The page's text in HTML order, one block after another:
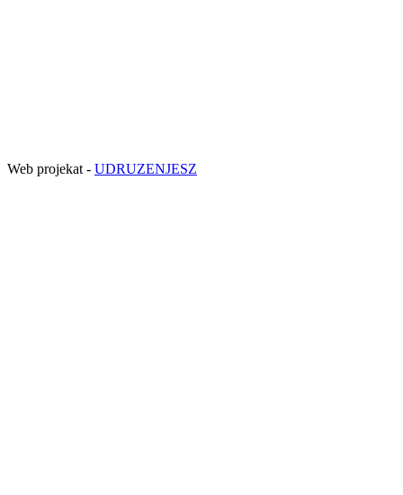
Web projekat - UDRUZENJESZ